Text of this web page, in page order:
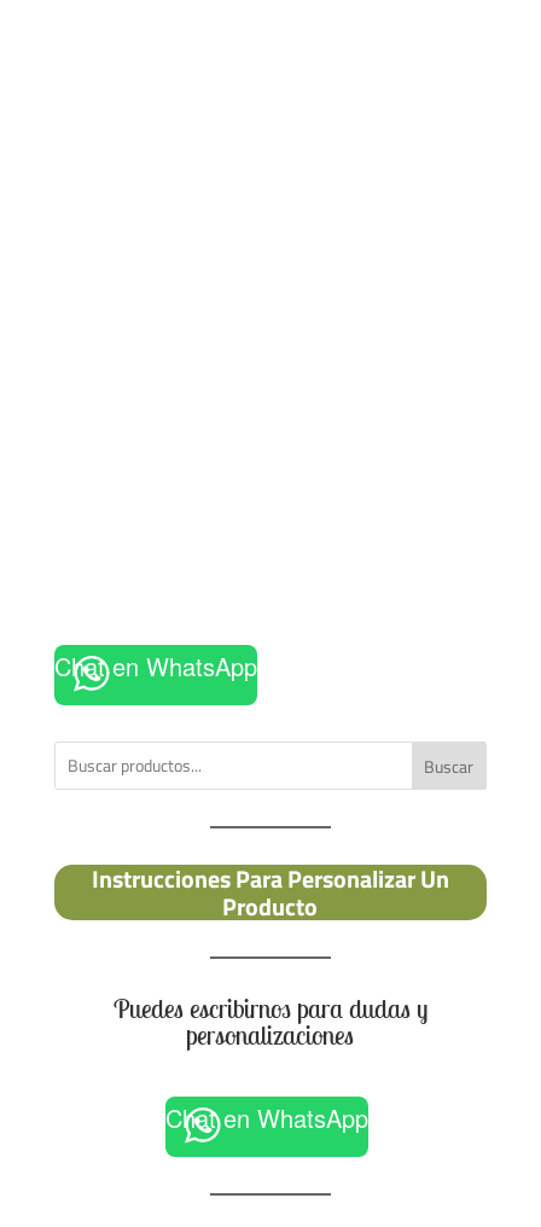
Chat en WhatsApp
Buscar
Instrucciones Para Personalizar Un
Producto
Puedes escribirnos para dudas y
personalizaciones
Chat en WhatsApp